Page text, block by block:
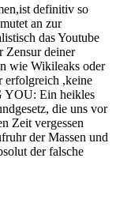
definitiv so
an zur
das Youtube
Zensur deiner
wie Wikileaks oder
erfolgreich ,keine
Ein heikles
die uns vor
Zeit vergessen
der Massen und
der falsche